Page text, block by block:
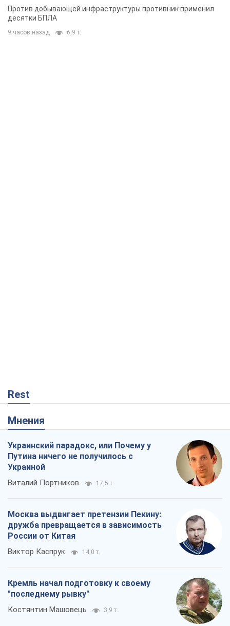
Против добывающей инфраструктуры противник применил
десятки БПЛА
9 часов назад 6,9 т.
Rest
Мнения
Украинский парадокс, или Почему у
Путина ничего не получилось с
Украиной
Виталий Портников 17,5 т.
Москва выдвигает претензии Пекину:
дружба превращается в зависимость
России от Китая
Виктор Каспрук 14,0 т.
Кремль начал подготовку к своему
"последнему рывку"
Костянтин Машовець 3,9 т.